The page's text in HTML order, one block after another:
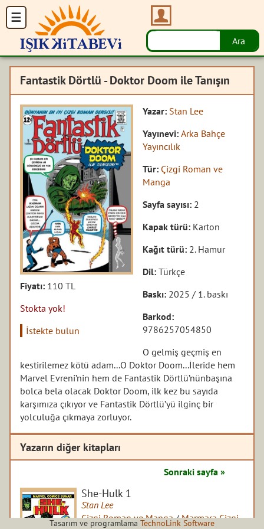
Fantastik Dörtlü - Doktor Doom ile Tanışın
Fiyatı: 110 TL
Stokta yok!
İstekte bulun
Yazar: Stan Lee
Yayınevi:Arka Bahçe
Yayıncılık
Tür: Çizgi Roman ve
Manga
Sayfa sayısı: 2
Kapak türü: Karton
Kağıt türü: 2. Hamur
Dil:Türkçe
Baskı: 2025 / 1. baskı
Barkod:
9786257054850
O gelmiş geçmiş en
kestirilemez kötü adam...O Doktor Doom...İleride hem
Marvel Evreni’nin hem de Fantastik Dörtlü’nünbaşına
bolca bela olacak Doktor Doom, ilk kez bu sayıda
karşımıza çıkıyor ve Fantastik Dörtlü’yü ilginç bir
yolculuğa çıkmaya zorluyor.
Yazarın diğer kitapları
Sonraki sayfa »
She-Hulk 1
Stan Lee
Çizgi Roman ve Manga/Marmara Çizgi
Tasarım ve programlama TechnoLink Software